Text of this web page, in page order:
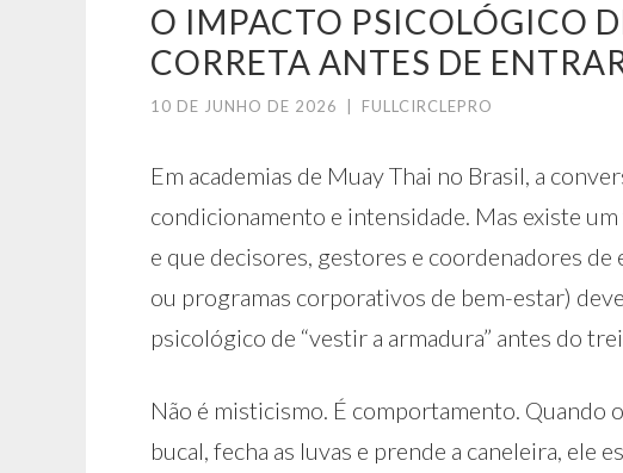
O IMPACTO PSICOLÓGICO
CORRETA ANTES DE
10 DE JUNHO DE 2026 FULLCIRCLEPRO
Em academias de Muay Thai no Brasil, a
condicionamento e intensidade. Mas existe
e que decisores, gestores e coordenadores
ou programas corporativos de bem-estar)
psicológico de “vestir a armadura” antes do
Não é misticismo. É comportamento. Quando
bucal, fecha as luvas e prende a caneleira, ele